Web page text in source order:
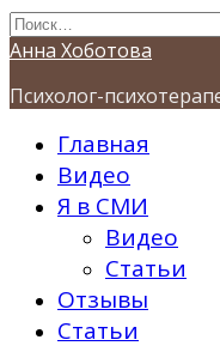
Перейти
к
Search
for:
Анна Хоботова
Психолог-
Главная
Видео
Я в СМИ
Видео
Статьи
Отзывы
Статьи